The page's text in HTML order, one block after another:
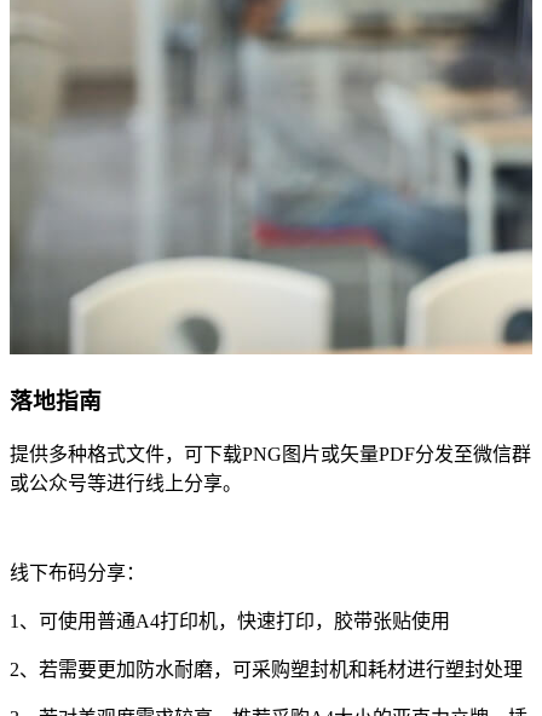
落地指南
提供多种格式文件，可下载PNG图片或矢量PDF分发至微信群
或公众号等进行线上分享。
线下布码分享：
1、可使用普通A4打印机，快速打印，胶带张贴使用
2、若需要更加防水耐磨，可采购塑封机和耗材进行塑封处理